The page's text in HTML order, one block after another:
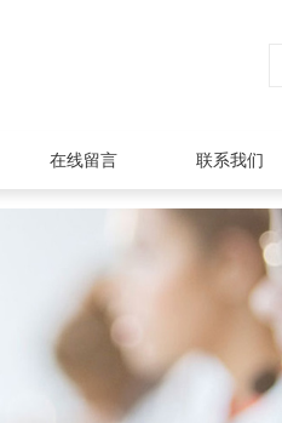
在线留言 联系我们